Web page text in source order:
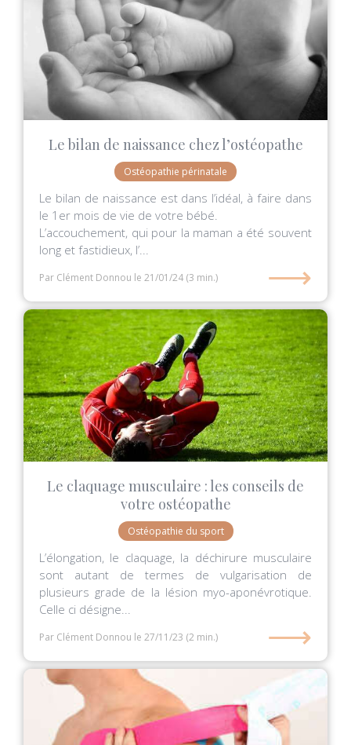
Le bilan de naissance chez l’ostéopathe
Ostéopathie périnatale
Le bilan de naissance est dans l’idéal, à faire dans
le 1er mois de vie de votre bébé.
L’accouchement, qui pour la maman a été souvent
long et fastidieux, l’...
Par Clément Donnou le 21/01/24 (3 min.) ⟶
Le claquage musculaire : les conseils de
votre ostéopathe
Ostéopathie du sport
L’élongation, le claquage, la déchirure musculaire
sont autant de termes de vulgarisation de
plusieurs grade de la lésion myo-aponévrotique.
Celle ci désigne...
Par Clément Donnou le 27/11/23 (2 min.) ⟶